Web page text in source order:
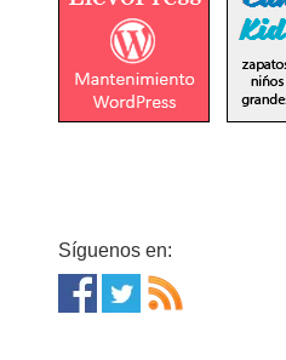
Síguenos en: